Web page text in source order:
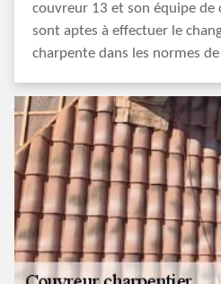
couvreur 13 et son équipe de
sont aptes à effectuer le
charpente dans les normes